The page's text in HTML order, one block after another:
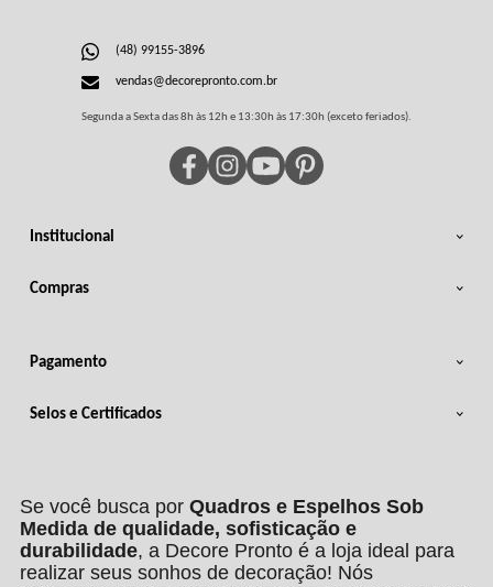
Institucional
Compras
(48) 99155-3896
vendas@decorepronto.com.br
Segunda a Sexta das 8h às 12h e 13:30h às 17:30h (exceto feriados).
Pagamento
Selos e Certificados
Se você busca por Quadros e Espelhos Sob
Medida de qualidade, sofisticação e
durabilidade, a Decore Pronto é a loja ideal para
realizar seus sonhos de decoração! Nós